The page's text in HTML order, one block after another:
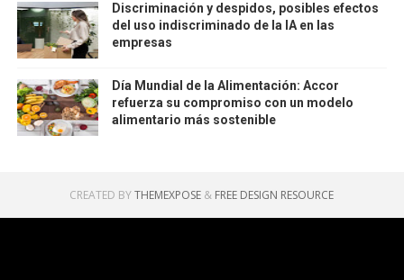
Discriminación y despidos, posibles efectos
del uso indiscriminado de la IA en las
empresas
Día Mundial de la Alimentación: Accor
refuerza su compromiso con un modelo
alimentario más sostenible
CREATED BYTHEMEXPOSE & FREE DESIGN RESOURCE